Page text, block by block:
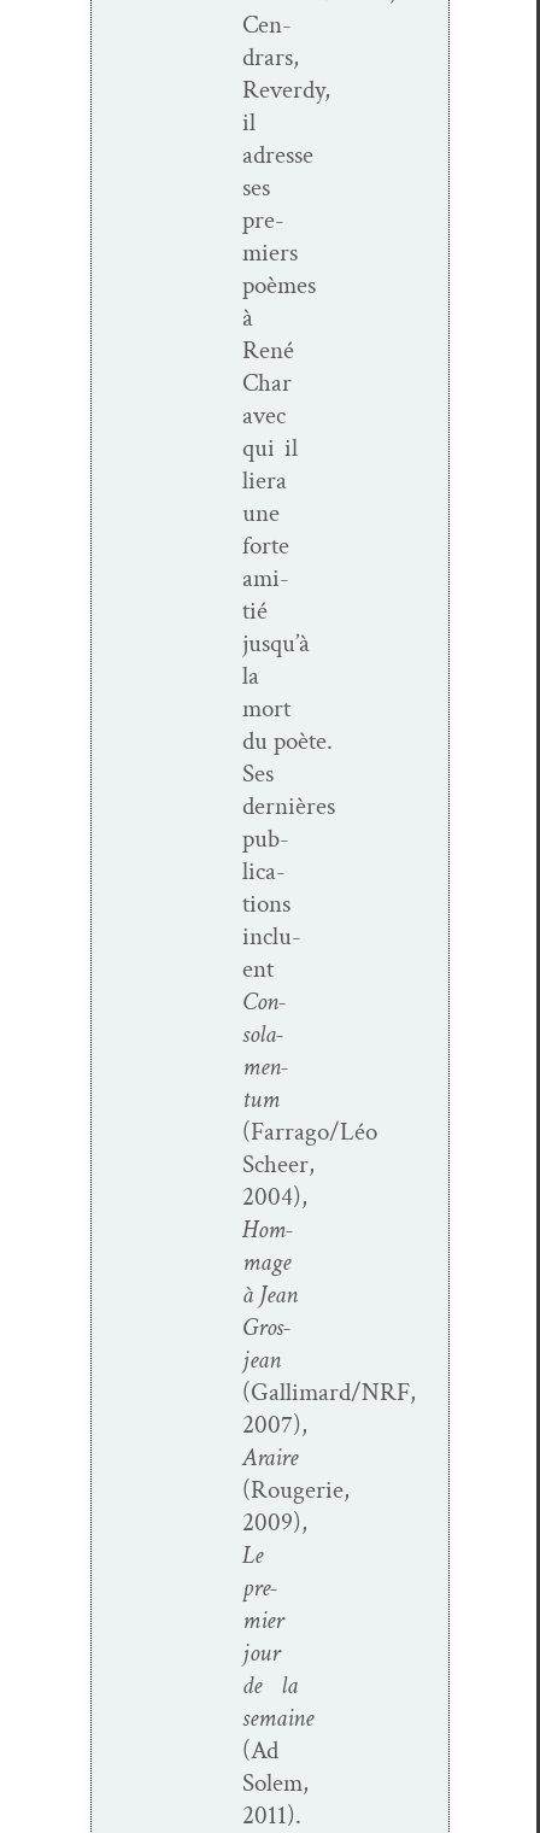
Cen­
drars,
Reverdy,
il
adresse
ses
pre­
miers
poèmes
à
René
Char
avec
qui il
liera
une
forte
ami­
tié
jusqu’à
la
mort
du poète.
Ses
dernières
pub­
li­ca­
tions
inclu­
ent
Con­
so­la­
men­
tum
(Farrago/Léo
Scheer,
2004),
Hom­
mage
à Jean
Gros­
jean
(Gallimard/NRF,
2007),
Araire
(Rougerie,
2009),
Le
pre­
mier
jour
de la
semaine
(Ad
Solem,
2011).